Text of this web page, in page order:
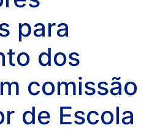
para
dos
comissão
de Escola